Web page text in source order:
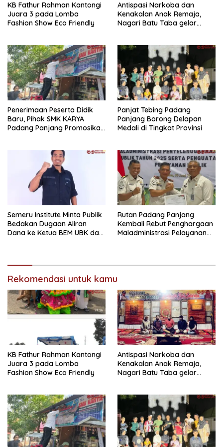
KB Fathur Rahman Kantongi
Juara 3 pada Lomba
Fashion Show Eco Friendly
Antispasi Narkoba dan
Kenakalan Anak Remaja,
Nagari Batu Taba gelar
Penerimaan Peserta Didik
Baru, Pihak SMK KARYA
Padang Panjang Promosikan
Panjat Tebing Padang
Panjang Borong Delapan
Medali di Tingkat Provinsi
Semeru Institute Minta Publik
Bedakan Dugaan Aliran
Dana ke Ketua BEM UBK dan
Rutan Padang Panjang
Kembali Rebut Penghargaan
Maladministrasi Pelayanan
Rekomendasi untuk kamu
KB Fathur Rahman Kantongi
Juara 3 pada Lomba
Fashion Show Eco Friendly
Antispasi Narkoba dan
Kenakalan Anak Remaja,
Nagari Batu Taba gelar